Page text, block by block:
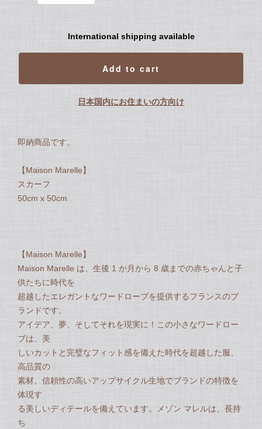
International shipping available
Add to cart
日本国内にお住まいの方向け
即納商品です。
【Maison Marelle】
スカーフ
50cm x 50cm
【Maison Marelle】
Maison Marelle は、生後 1 か月から 8 歳までの赤ちゃんと子
供たちに時代を
超越したエレガントなワードローブを提供するフランスのブ
ランドです。
アイデア、夢、そしてそれを現実に！この小さなワードロー
ブは、美
しいカットと完璧なフィット感を備えた時代を超越した服、
高品質の
素材、信頼性の高いアップサイクル生地でブランドの特徴を
体現す
る美しいディテールを備えています。メゾン マレルは、長持
ち